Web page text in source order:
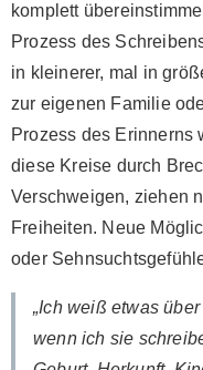
komplett
Prozess des
in kleinerer, mal in
zur eigenen Familie
Prozess des Erinnerns
diese Kreise durch
Verschweigen, ziehen
Freiheiten. Neue
oder
„Ich weiß etwas
wenn ich sie